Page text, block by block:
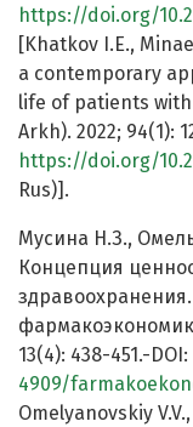
https://doi.org/
[Khatkov I.E.,
a contemporary
life of patients
Arkh). 2022; 94(1):
https://doi.org/
Rus)].
Мусина Н.З.,
Концепция
13(4): 438-451.-DOI:
4909/
Omelyanovskiy